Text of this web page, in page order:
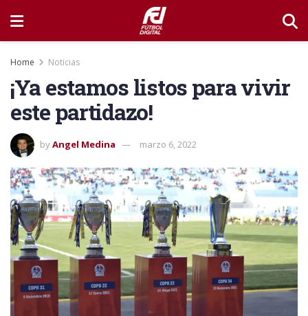
Home Noticias
¡Ya estamos listos para vivir
este partidazo!
byAngel Medina marzo 6, 2022